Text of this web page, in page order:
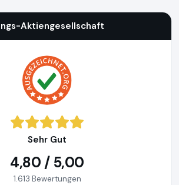
Aktiengesellschaft
Sehr Gut
4,80 / 5,00
1.613 Bewertungen